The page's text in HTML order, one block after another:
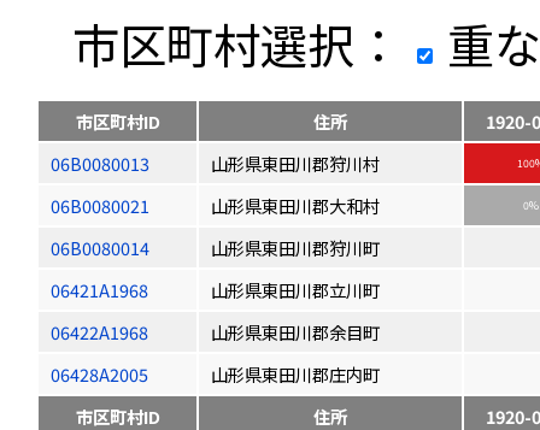
市区町村選択：
重
市区町村ID 住所
1920-
06B0080013
山形県東田川郡狩川村
06B0080021 山形県東田川郡大和村 0%
06B0080014
山形県東田川郡狩川町
06421A1968
山形県東田川郡立川町
06422A1968
山形県東田川郡余目町
06428A2005
山形県東田川郡庄内町
市区町村ID
住所 1920-